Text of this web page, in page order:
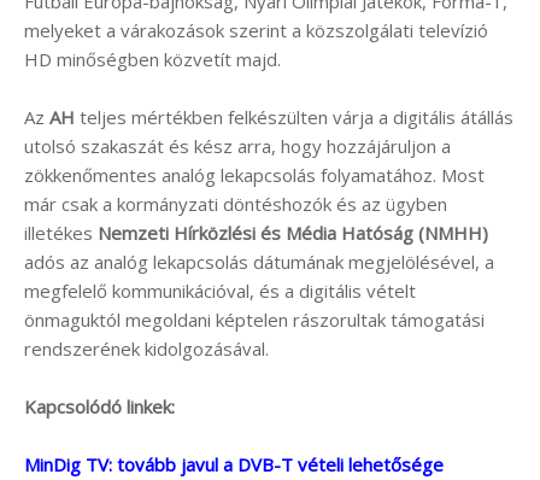
melyeket a várakozások szerint a közszolgálati televízió
HD minőségben közvetít majd.
Az AH teljes mértékben felkészülten várja a digitális átállás
utolsó szakaszát és kész arra, hogy hozzájáruljon a
zökkenőmentes analóg lekapcsolás folyamatához. Most
már csak a kormányzati döntéshozók és az ügyben
illetékes Nemzeti Hírközlési és Média Hatóság (NMHH)
adós az analóg lekapcsolás dátumának megjelölésével, a
megfelelő kommunikációval, és a digitális vételt
önmaguktól megoldani képtelen rászorultak támogatási
rendszerének kidolgozásával.
Kapcsolódó linkek:
MinDig TV: tovább javul a DVB-T vételi lehetősége